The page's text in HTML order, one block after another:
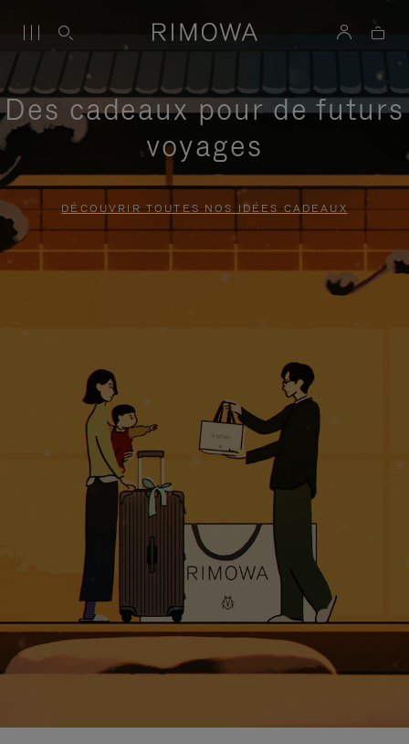
Des cadeaux pour de futurs
voyages
DÉCOUVRIR TOUTES NOS IDÉES CADEAUX